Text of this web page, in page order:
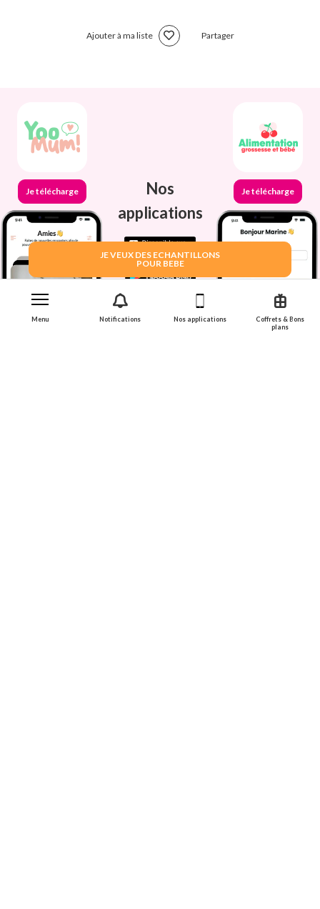
Coffrets & Bons
plans
Nos applications
Notifications
Menu
JE VEUX DES ECHANTILLONS
POUR BEBE
Ajouter à ma liste Partager
Je télécharge
Nos
applications
Je télécharge